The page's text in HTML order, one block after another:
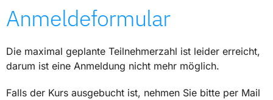
Anmeldeformular
Die maximal geplante Teilnehmerzahl ist leider erreicht,
darum ist eine Anmeldung nicht mehr möglich.
Falls der Kurs ausgebucht ist, nehmen Sie bitte per Mail